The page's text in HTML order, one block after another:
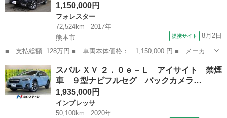
1,150,000円
フォレスター
72,524km
2017年
熊本市
提携サイト 8月2日
■ 支払総額: 128万円 ■ 車両本体価格： 1,150,000 円 ■ メーカー
名： スバル ■ 車種名： フォレスター ■ グレード名： ２．０
ｉ－Ｌ アイサイト アルミ メモリナビ ＬＥＤライト 地デジＴ
Ｖ ＤＶＤ...
熊本 熊本市 フォレスター
スバル ＸＶ ２．０ｅ－Ｌ アイサイト 禁煙
車 ９型ナビフルセグ バックカメラ…
1,935,000円
インプレッサ
50,100km
2020年